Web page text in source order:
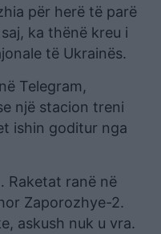
për herë të parë
ka thënë kreu i
të Ukrainës.
Telegram,
një stacion treni
ishin goditur nga
Raketat ranë në
Zaporozhye-2.
askush nuk u vra.